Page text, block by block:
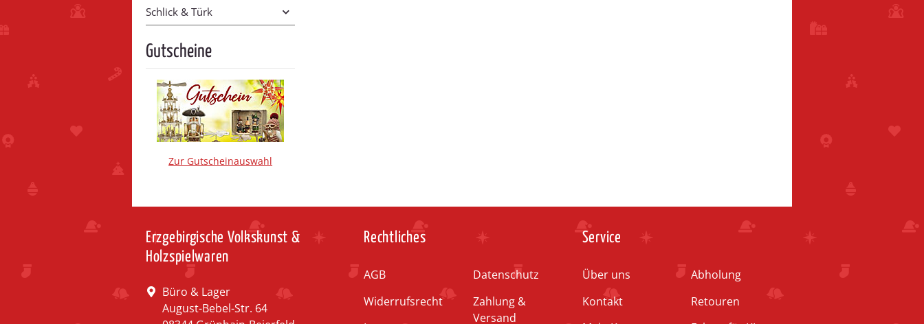
Schlick & Türk
Gutscheine
Zur Gutscheinauswahl
Erzgebirgische Volkskunst &
Holzspielwaren
Büro & Lager
August-Bebel-Str. 64
Rechtliches
AGB
Widerrufsrecht
Datenschutz
Zahlung &
Versand
Service
Über uns
Kontakt
Abholung
Retouren